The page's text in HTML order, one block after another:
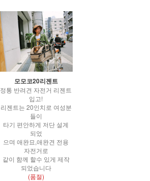
모모코20리젠트
정통 반려견 자전거 리젠트
입고!
리젠트는 20인치로 여성분
들이
타기 편안하게 저단 설계
되었
으며 애완묘,애완견 전용
자전거로
같이 함께 할수 있게 제작
되었습니다
(품절)